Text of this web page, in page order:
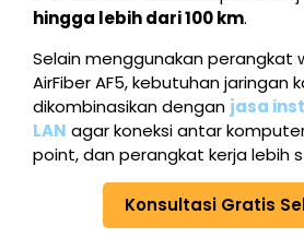
hingga lebih dari 100 km.
Selain menggunakan perangkat
AirFiber AF5, kebutuhan jaringan
dikombinasikan dengan jasa
LAN agar koneksi antar
point, dan perangkat kerja lebih
Konsultasi Gratis